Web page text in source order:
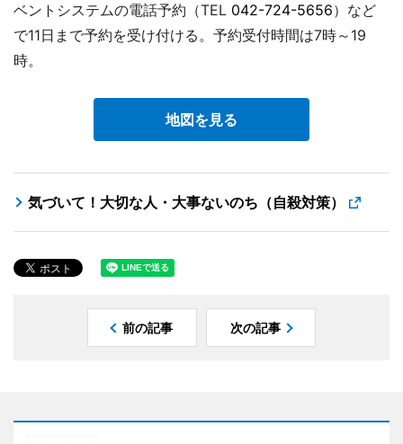
ベントシステムの電話予約（TEL 042-724-5656）など
で11日まで予約を受け付ける。予約受付時間は7時～19
時。
地図を見る
気づいて！大切な人・大事ないのち（自殺対策）
前の記事 次の記事